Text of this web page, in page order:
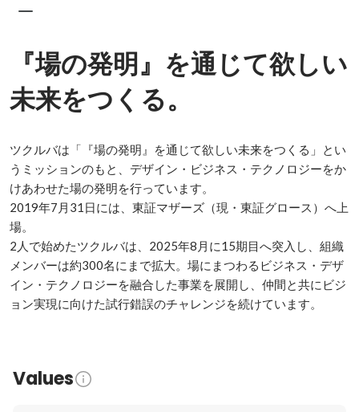
『場の発明』を通じて欲しい
未来をつくる。
ツクルバは「『場の発明』を通じて欲しい未来をつくる」とい
うミッションのもと、デザイン・ビジネス・テクノロジーをか
けあわせた場の発明を行っています。
2019年7月31日には、東証マザーズ（現・東証グロース）へ上
場。
2人で始めたツクルバは、2025年8月に15期目へ突入し、組織
メンバーは約300名にまで拡大。場にまつわるビジネス・デザ
イン・テクノロジーを融合した事業を展開し、仲間と共にビジ
ョン実現に向けた試行錯誤のチャレンジを続けています。
Values